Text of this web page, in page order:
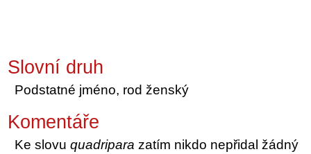
Slovní druh
Podstatné jméno, rod ženský
Komentáře
Ke slovuquadripara zatím nikdo nepřidal žádný